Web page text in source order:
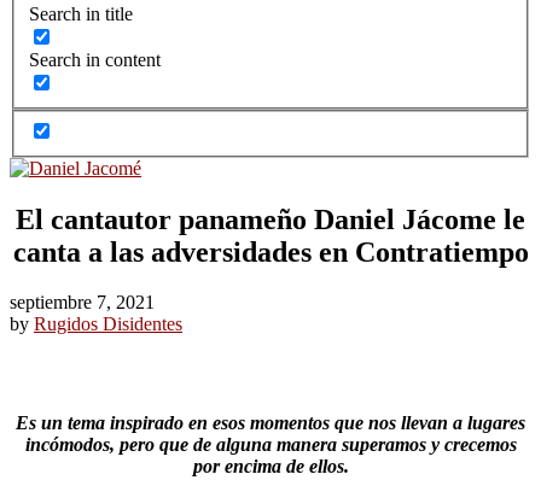
Search in title
Search in content
El cantautor panameño Daniel Jácome le
canta a las adversidades en Contratiempo
septiembre 7, 2021
by Rugidos Disidentes
Es un tema inspirado en esos momentos que nos llevan a lugares
incómodos, pero que de alguna manera superamos y crecemos
por encima de ellos.